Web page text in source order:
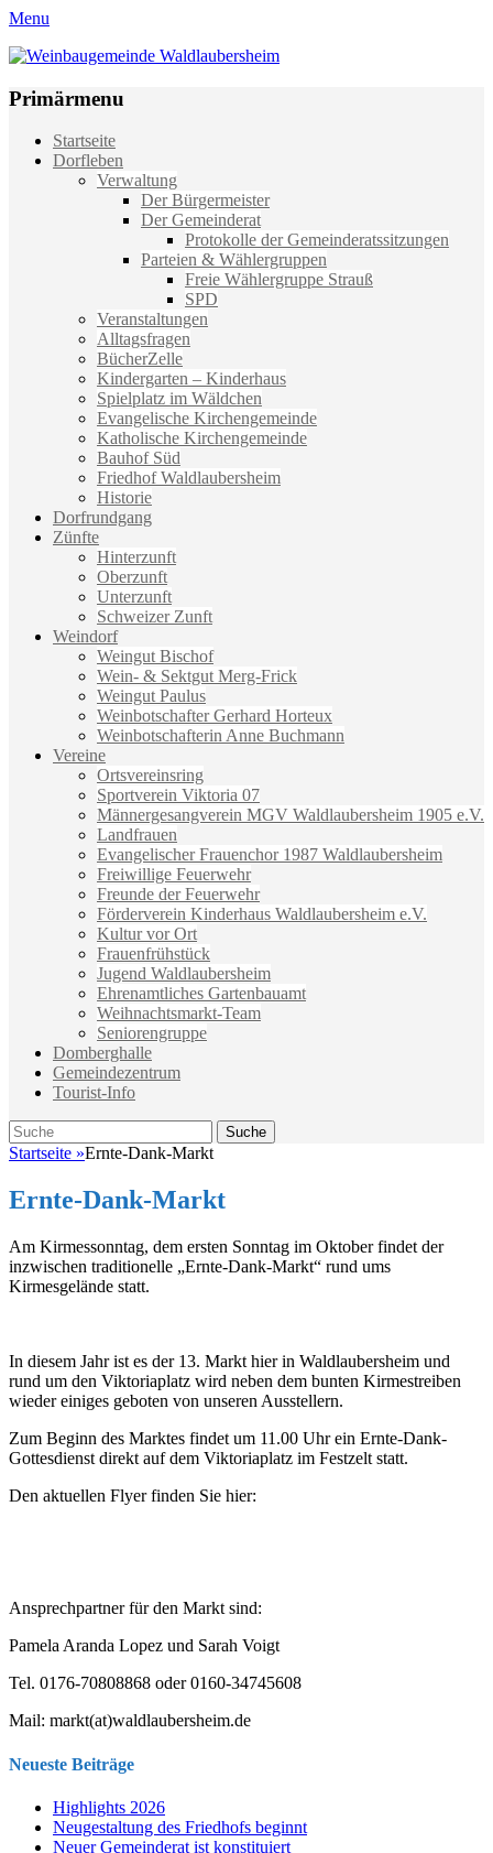
Menu
Weinbaugemeinde Waldlaubersheim
Primärmenu
Weiter
zum
Startseite
Dorfleben
Verwaltung
Der Bürgermeister
Der Gemeinderat
Protokolle der Gemeinderatssitzungen
Parteien & Wählergruppen
Freie Wählergruppe Strauß
SPD
Veranstaltungen
Alltagsfragen
BücherZelle
Kindergarten – Kinderhaus
Spielplatz im Wäldchen
Evangelische Kirchengemeinde
Katholische Kirchengemeinde
Bauhof Süd
Friedhof Waldlaubersheim
Historie
Dorfrundgang
Zünfte
Hinterzunft
Oberzunft
Unterzunft
Schweizer Zunft
Weindorf
Weingut Bischof
Wein- & Sektgut Merg-Frick
Weingut Paulus
Weinbotschafter Gerhard Horteux
Weinbotschafterin Anne Buchmann
Vereine
Ortsvereinsring
Sportverein Viktoria 07
Männergesangverein MGV Waldlaubersheim 1905 e.V.
Landfrauen
Evangelischer Frauenchor 1987 Waldlaubersheim
Freiwillige Feuerwehr
Freunde der Feuerwehr
Förderverein Kinderhaus Waldlaubersheim e.V.
Kultur vor Ort
Frauenfrühstück
Jugend Waldlaubersheim
Ehrenamtliches Gartenbauamt
Weihnachtsmarkt-Team
Seniorengruppe
Domberghalle
Gemeindezentrum
Tourist-Info
Suche
Suche
nach:
Startseite »Ernte-Dank-Markt
Ernte-Dank-Markt
Am Kirmessonntag, dem ersten Sonntag im Oktober findet der
inzwischen traditionelle „Ernte-Dank-Markt“ rund ums
Kirmesgelände statt.
In diesem Jahr ist es der 13. Markt hier in Waldlaubersheim und
rund um den Viktoriaplatz wird neben dem bunten Kirmestreiben
wieder einiges geboten von unseren Ausstellern.
Zum Beginn des Marktes findet um 11.00 Uhr ein Ernte-Dank-
Gottesdienst direkt auf dem Viktoriaplatz im Festzelt statt.
Den aktuellen Flyer finden Sie hier:
Ansprechpartner für den Markt sind:
Pamela Aranda Lopez und Sarah Voigt
Tel. 0176-70808868 oder 0160-34745608
Mail: markt(at)waldlaubersheim.de
Neueste Beiträge
Highlights 2026
Neugestaltung des Friedhofs beginnt
Neuer Gemeinderat ist konstituiert